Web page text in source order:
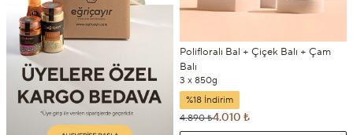
Polifloralı Bal + Çiçek Balı + Çam
Balı
3 x 850g
%18 İndirim
4.890 ₺4.010 ₺